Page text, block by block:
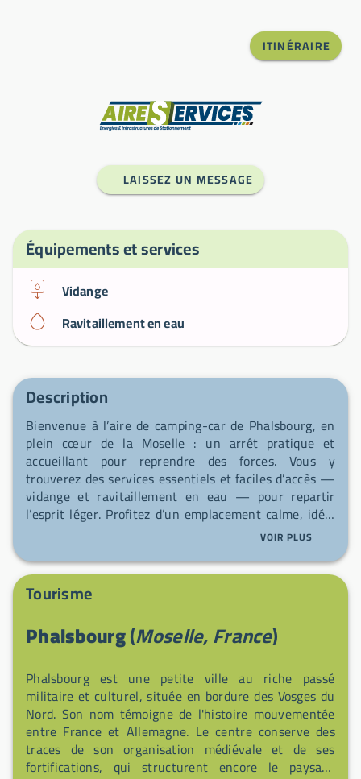
ITINÉRAIRE
LAISSEZ UN MESSAGE
Équipements et services
Vidange
Ravitaillement en eau
Description
Bienvenue à l’aire de camping-car de Phalsbourg, en
plein cœur de la Moselle : un arrêt pratique et
accueillant pour reprendre des forces. Vous y
trouverez des services essentiels et faciles d’accès —
vidange et ravitaillement en eau — pour repartir
l’esprit léger. Profitez d’un emplacement calme, idéal
pour se détendre avant d’explorer la cité fortifiée et
accueille avec le sourire et reste disponible si besoin.
VOIR PLUS
Tourisme
Phalsbourg(Moselle, France)
Phalsbourg est une petite ville au riche passé
militaire et culturel, située en bordure des Vosges du
Nord. Son nom témoigne de l'histoire mouvementée
entre France et Allemagne. Le centre conserve des
traces de son organisation médiévale et de ses
fortifications, qui structurent encore le paysage